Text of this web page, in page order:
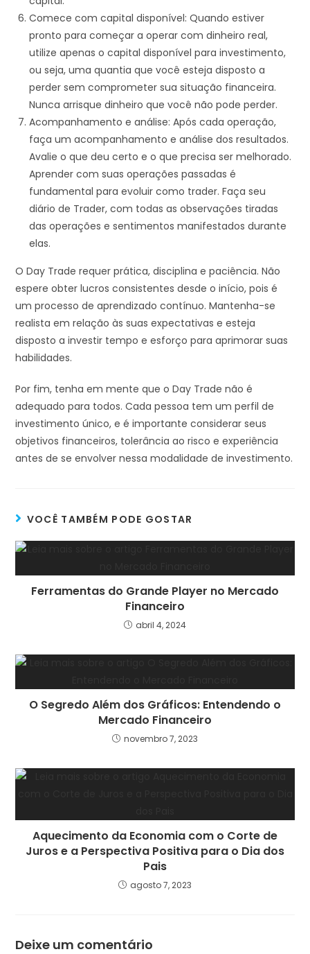
Comece com capital disponível: Quando estiver
pronto para começar a operar com dinheiro real,
utilize apenas o capital disponível para investimento,
ou seja, uma quantia que você esteja disposto a
perder sem comprometer sua situação financeira.
Nunca arrisque dinheiro que você não pode perder.
Acompanhamento e análise: Após cada operação,
faça um acompanhamento e análise dos resultados.
Avalie o que deu certo e o que precisa ser melhorado.
Aprender com suas operações passadas é
fundamental para evoluir como trader. Faça seu
diário de Trader, com todas as observações tiradas
das operações e sentimentos manifestados durante
elas.
O Day Trade requer prática, disciplina e paciência. Não
espere obter lucros consistentes desde o início, pois é
um processo de aprendizado contínuo. Mantenha-se
realista em relação às suas expectativas e esteja
disposto a investir tempo e esforço para aprimorar suas
habilidades.
Por fim, tenha em mente que o Day Trade não é
adequado para todos. Cada pessoa tem um perfil de
investimento único, e é importante considerar seus
objetivos financeiros, tolerância ao risco e experiência
antes de se envolver nessa modalidade de investimento.
VOCÊ TAMBÉM PODE GOSTAR
Ferramentas do Grande Player no Mercado
Financeiro
abril 4, 2024
O Segredo Além dos Gráficos: Entendendo o
Mercado Financeiro
novembro 7, 2023
Aquecimento da Economia com o Corte de
Juros e a Perspectiva Positiva para o Dia dos
Pais
agosto 7, 2023
Deixe um comentário